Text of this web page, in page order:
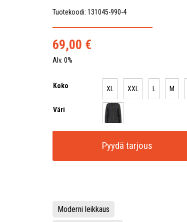
Tuotekoodi: 131045-990-4
69,00 €
Alv. 0%
Koko XL XXL L M
Väri
Pyydä tarjous
Moderni leikkaus